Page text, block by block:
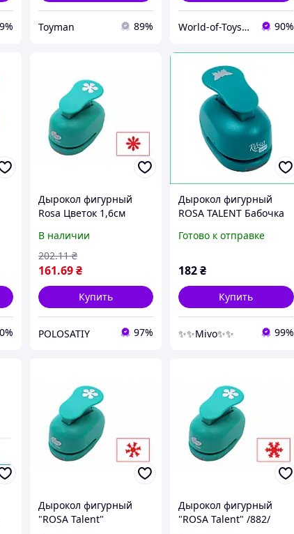
Toyman 89% World-of-Toys.com.ua 90%
Дырокол фигурный
Rosa Цветок 1,6см
В наличии
161.69₴
202.11 ₴
Купить
POLOSATIY 97%
Дырокол фигурный
ROSA TALENT Бабочка
скрапбукинга и декора
детский прибор
Готово к отправке
182₴
Купить
✨✨Mivo✨✨ 99%
Дырокол фигурный
"ROSA Talent"
Дырокол фигурный
"ROSA Talent" /882/